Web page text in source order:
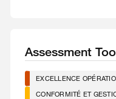
Assessment
EXCELLENCE
CONFORMITÉ ET